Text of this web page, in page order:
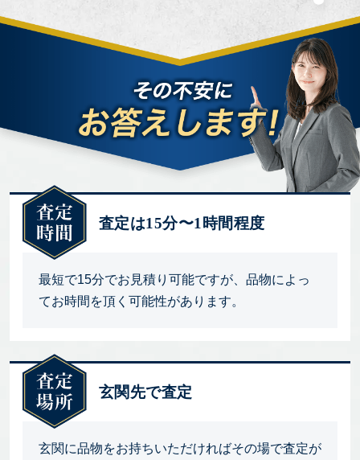
査定は15分〜1時間程度
最短で15分でお見積り可能ですが、品物によっ
てお時間を頂く可能性があります。
玄関先で査定
玄関に品物をお持ちいただければその場で査定が